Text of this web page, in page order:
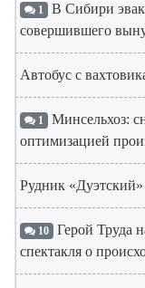
1 В Сибири
совершившего
Автобус с
1 Минсельхоз:
оптимизацией
Рудник «Дуэтский»
10 Герой Труда
спектакля о